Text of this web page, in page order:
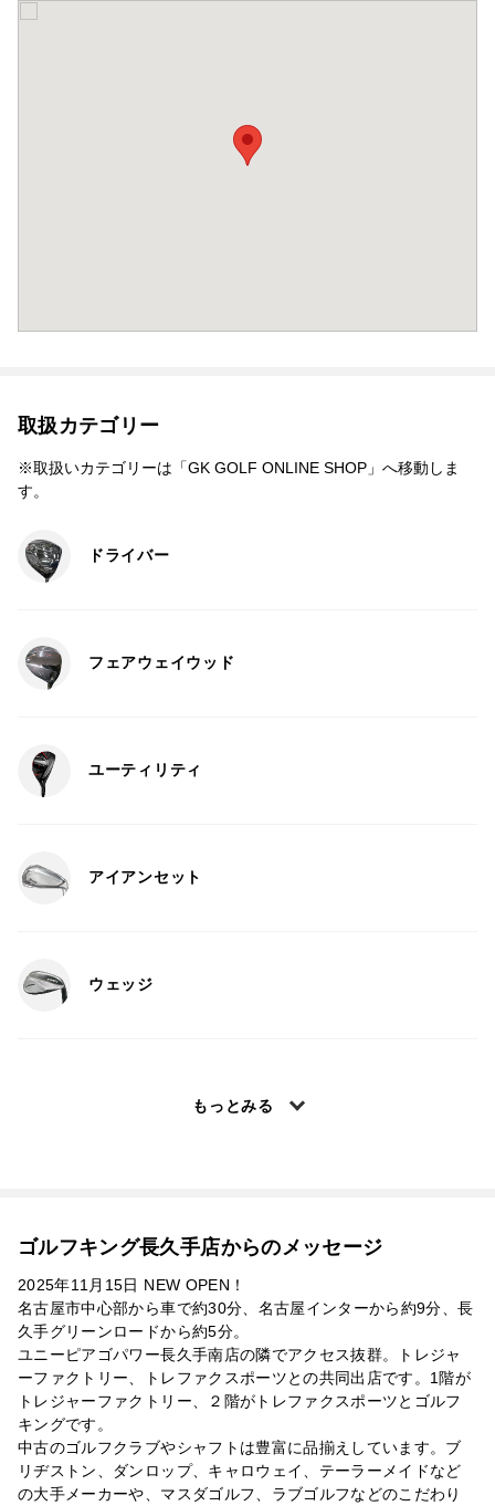
取扱カテゴリー
※取扱いカテゴリーは「GK GOLF ONLINE SHOP」へ移動しま
す。
ドライバー
フェアウェイウッド
ユーティリティ
アイアンセット
ウェッジ
もっとみる
ゴルフキング長久手店からのメッセージ
2025年11月15日 NEW OPEN！
名古屋市中心部から車で約30分、名古屋インターから約9分、長
久手グリーンロードから約5分。
ユニーピアゴパワー長久手南店の隣でアクセス抜群。トレジャ
ーファクトリー、トレファクスポーツとの共同出店です。1階が
トレジャーファクトリー、２階がトレファクスポーツとゴルフ
キングです。
中古のゴルフクラブやシャフトは豊富に品揃えしています。ブ
リヂストン、ダンロップ、キャロウェイ、テーラーメイドなど
の大手メーカーや、マスダゴルフ、ラブゴルフなどのこだわり